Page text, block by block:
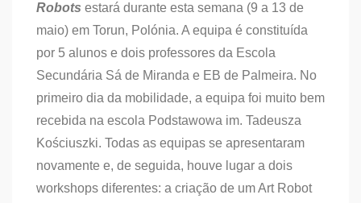
Robots estará durante esta semana (9 a 13 de
maio) em Torun, Polónia. A equipa é constituída
por 5 alunos e dois professores da Escola
Secundária Sá de Miranda e EB de Palmeira. No
primeiro dia da mobilidade, a equipa foi muito bem
recebida na escola Podstawowa im. Tadeusza
Kościuszki. Todas as equipas se apresentaram
novamente e, de seguida, houve lugar a dois
workshops diferentes: a criação de um Art Robot